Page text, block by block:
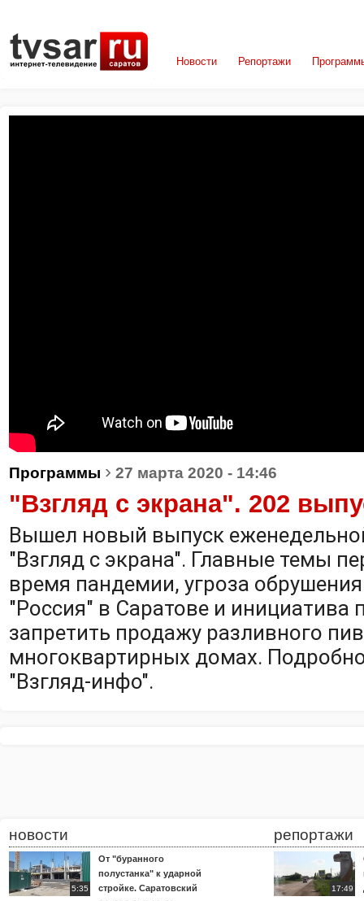
Новости Репортажи
Программы › 27 марта 2020 - 14:46
"Взгляд с экрана". 202
Вышел новый выпуск
"Взгляд с экрана". Главные темы
время пандемии, угроза
"Россия" в Саратове и инициатива
запретить продажу разливного
многоквартирных домах.
"Взгляд-инфо".
новости
5:35
От "буранного
полустанка" к ударной
стройке. Саратовский
репортажи
17:49